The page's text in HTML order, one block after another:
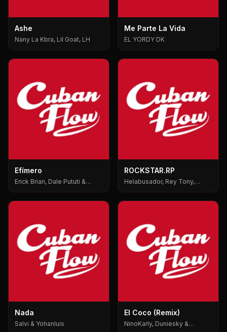
Ashe
Nany La Kbra, Lil Goat, LH
Me Parte La Vida
EL YORDY DK
Efímero
Erick Brian, Dale Pututi &
ROCKSTAR.RP
Helabusador, Rey Tony,
Nada
Salvi & Yohanluis
El Coco (Remix)
NinoKarly, Duniesky &